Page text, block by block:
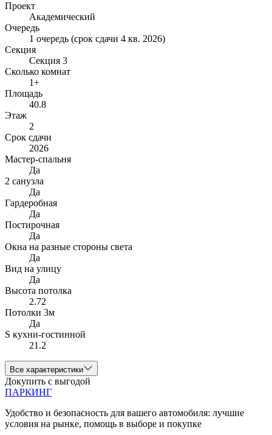
Проект
Академический
Очередь
1 очередь (срок сдачи 4 кв. 2026)
Секция
Секция 3
Сколько комнат
1+
Площадь
40.8
Этаж
2
Срок сдачи
2026
Мастер-спальня
Да
2 санузла
Да
Гардеробная
Да
Постирочная
Да
Окна на разные стороны света
Да
Вид на улицу
Да
Высота потолка
2.72
Потолки 3м
Да
S кухни-гостинной
21.2
Все характеристики
Докупить с выгодой
ПАРКИНГ
Удобство и безопасность для вашего автомобиля: лучшие
условия на рынке, помощь в выборе и покупке